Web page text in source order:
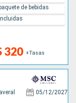
320 +Tasas
de bebidas
05/12/2027